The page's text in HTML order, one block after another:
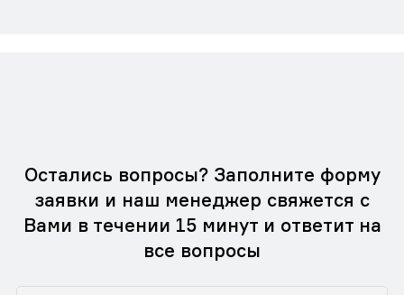
Остались вопросы? Заполните форму
заявки и наш менеджер свяжется с
Вами в течении 15 минут и ответит на
все вопросы